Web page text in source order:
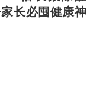
长必囤健康神